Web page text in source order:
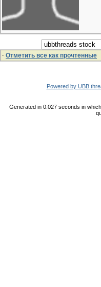
· Отметить все как прочтенные
Powered by
Generated in 0.027 seconds in